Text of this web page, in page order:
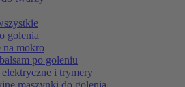
golenia
na mokro
po goleniu
i trymery
maszynki do golenia